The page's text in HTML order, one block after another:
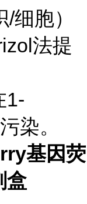
细胞）
法提
1-
染。
基因荧
盒